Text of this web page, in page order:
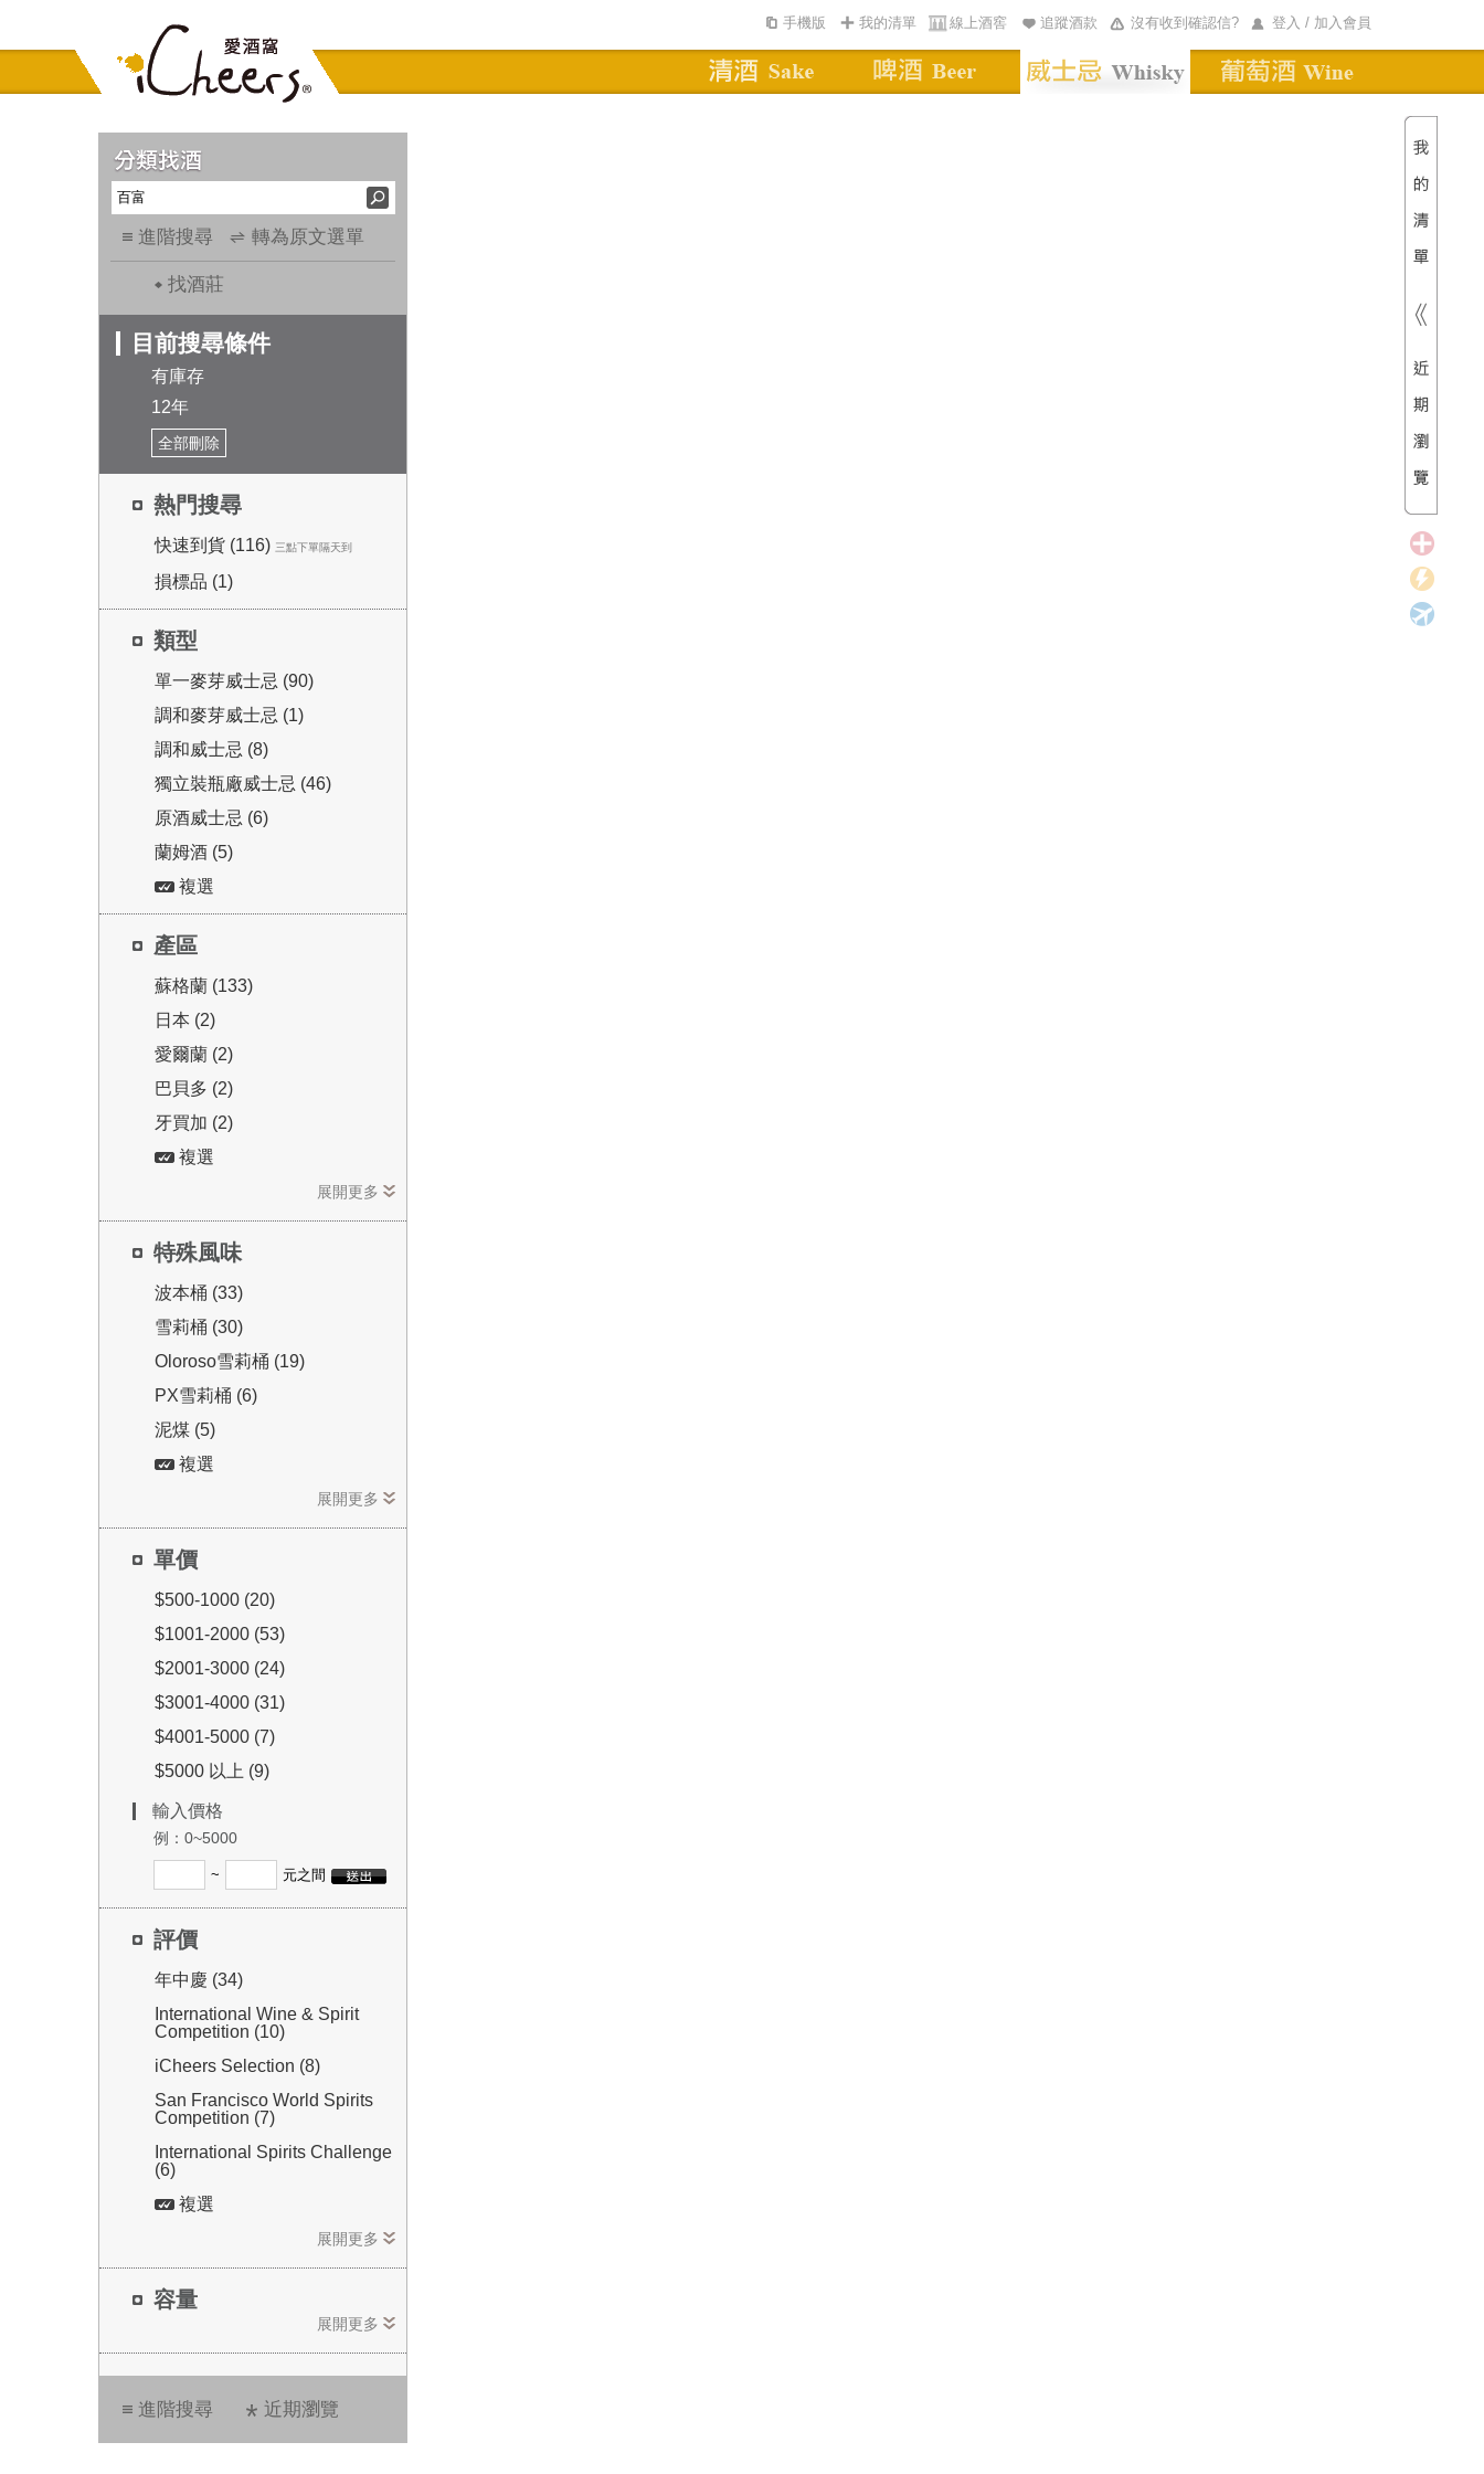
登入 / 加入會員
沒有收到確認信?
追蹤酒款
線上酒窖
我的清單
手機版
進階搜尋 轉為原文選單
找酒莊
目前搜尋條件
有庫存
12年
全部刪除
熱門搜尋
快速到貨 (116) 三點下單隔天到
損標品 (1)
類型
單一麥芽威士忌 (90)
調和麥芽威士忌 (1)
調和威士忌 (8)
獨立裝瓶廠威士忌 (46)
原酒威士忌 (6)
蘭姆酒 (5)
複選
產區
蘇格蘭 (133)
日本 (2)
愛爾蘭 (2)
巴貝多 (2)
牙買加 (2)
複選
展開更多
特殊風味
波本桶 (33)
雪莉桶 (30)
Oloroso雪莉桶 (19)
PX雪莉桶 (6)
泥煤 (5)
複選
展開更多
單價
$500-1000 (20)
$1001-2000 (53)
$2001-3000 (24)
$3001-4000 (31)
$4001-5000 (7)
$5000 以上 (9)
輸入價格
例：0~5000
~ 元之間
評價
年中慶 (34)
International Wine & Spirit
Competition (10)
iCheers Selection (8)
San Francisco World Spirits
Competition (7)
International Spirits Challenge
(6)
複選
展開更多
容量
展開更多
進階搜尋 近期瀏覽